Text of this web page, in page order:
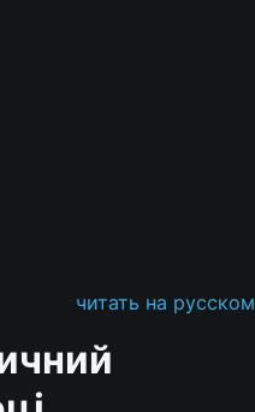
читать на русском